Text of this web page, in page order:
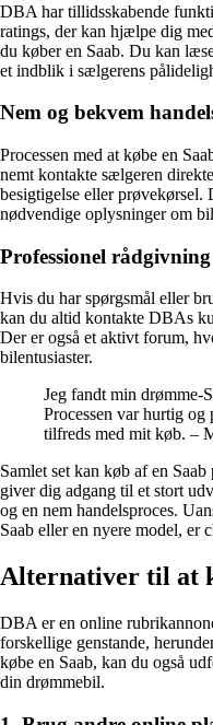
DBA har tillidsskabende
ratings, der kan hjælpe dig
du køber en Saab. Du kan
et indblik i sælgerens
Nem og bekvem
Processen med at købe en
nemt kontakte sælgeren
besigtigelse eller
nødvendige oplysninger om
Professionel
Hvis du har spørgsmål eller
kan du altid kontakte DBAs
Der er også et aktivt forum,
bilentusiaster.
Jeg fandt min drømme-
Processen var hurtig
tilfreds med mit køb. –
Samlet set kan køb af en
giver dig adgang til et stort
og en nem handelsproces.
Saab eller en nyere model, er
Alternativer til at
DBA er en online
forskellige genstande,
købe en Saab, kan du også
din drømmebil.